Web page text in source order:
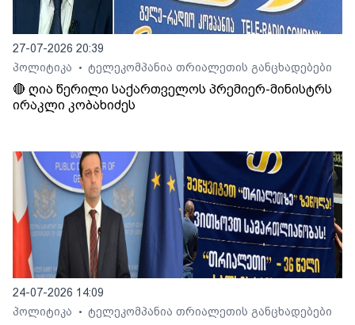
27-07-2026 20:39
პოლიტიკა
• ტელეკომპანია თრიალეთის განცხადებები
🔴 ღია წერილი საქართველოს პრემიერ-მინისტრს
ირაკლი კობახიძეს
24-07-2026 14:09
პოლიტიკა
• ტელეკომპანია თრიალეთის განცხადებები